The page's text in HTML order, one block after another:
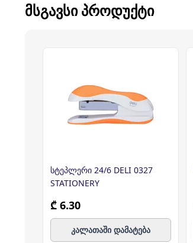
ᲛᲡᲒᲐᲕᲡᲘ ᲞᲠᲝᲓᲣᲥᲢᲘ
სტეპლერი 24/6 DELI 0327
STATIONERY
₾ 6.30
კალათაში დამატება